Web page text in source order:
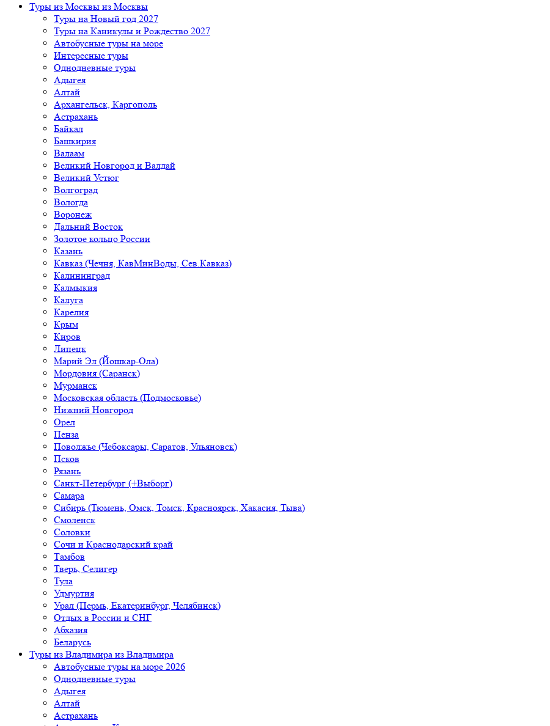
Туры из Москвы из Москвы
Туры на Новый год 2027
Туры на Каникулы и Рождество 2027
Автобусные туры на море
Интересные туры
Однодневные туры
Адыгея
Алтай
Архангельск, Каргополь
Астрахань
Байкал
Башкирия
Валаам
Великий Новгород и Валдай
Великий Устюг
Волгоград
Вологда
Воронеж
Дальний Восток
Золотое кольцо России
Казань
Кавказ (Чечня, КавМинВоды, Сев.Кавказ)
Калининград
Калмыкия
Калуга
Карелия
Крым
Киров
Липецк
Марий Эл (Йошкар-Ола)
Мордовия (Саранск)
Мурманск
Московская область (Подмосковье)
Нижний Новгород
Орел
Пенза
Поволжье (Чебоксары, Саратов, Ульяновск)
Псков
Рязань
Санкт-Петербург (+Выборг)
Самара
Сибирь (Тюмень, Омск, Томск, Красноярск, Хакасия, Тыва)
Смоленск
Соловки
Сочи и Краснодарский край
Тамбов
Тверь, Селигер
Тула
Удмуртия
Урал (Пермь, Екатеринбург, Челябинск)
Отдых в России и СНГ
Абхазия
Беларусь
Туры из Владимира из Владимира
Автобусные туры на море 2026
Однодневные туры
Адыгея
Алтай
Астрахань